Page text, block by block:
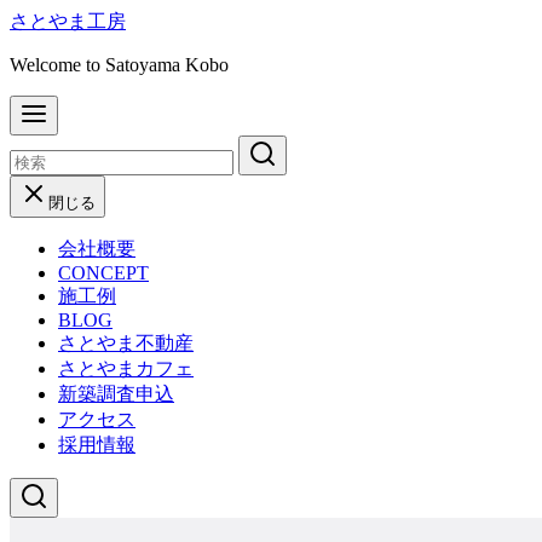
コ
テ
ン
ツ
へ
移
動
さとやま工房
Welcome to Satoyama Kobo
閉じる
会社概要
CONCEPT
施工例
BLOG
さとやま不動産
さとやまカフェ
新築調査申込
アクセス
採用情報